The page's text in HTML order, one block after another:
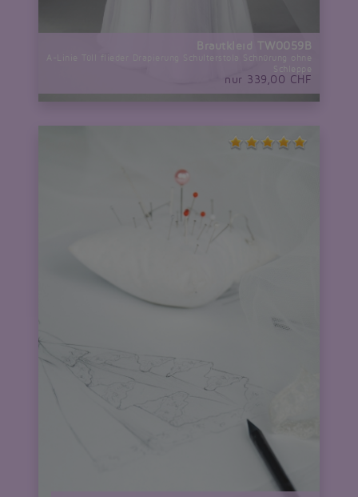
Brautkleid TW0059B
A-Linie Tüll flieder Drapierung Schulterstola Schnürung ohne
Schleppe
nur 339,00 CHF